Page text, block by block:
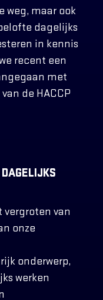
weg, maar ook
dagelijks
in kennis
recent een
met
de HACCP
vergroten van
onze
onderwerp,
werken